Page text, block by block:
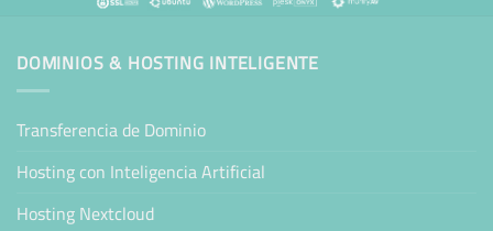
DOMINIOS & HOSTING INTELIGENTE
Transferencia de Dominio
Hosting con Inteligencia Artificial
Hosting Nextcloud